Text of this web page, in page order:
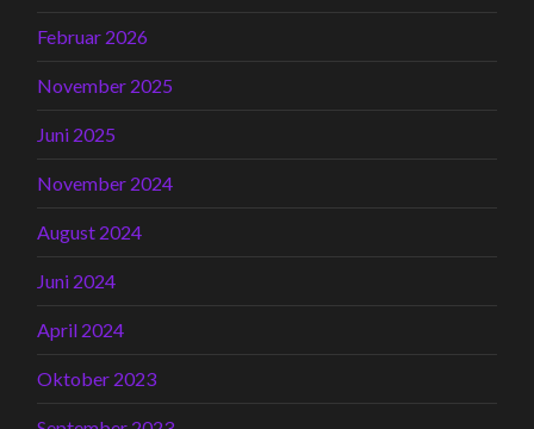
Februar 2026
November 2025
Juni 2025
November 2024
August 2024
Juni 2024
April 2024
Oktober 2023